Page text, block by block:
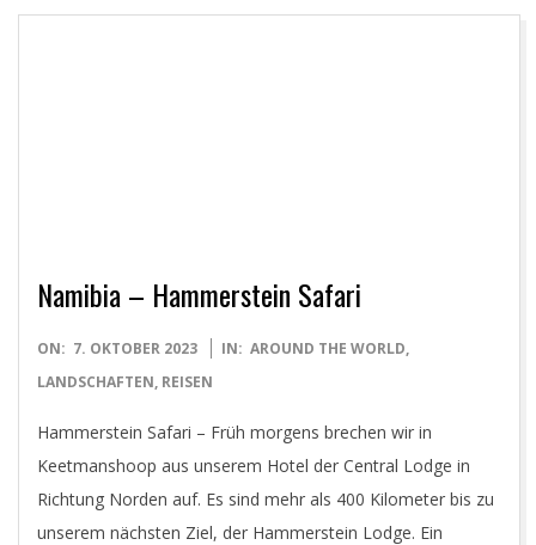
Namibia – Hammerstein Safari
2023-
10-
ON: 7. OKTOBER 2023 IN: AROUND THE WORLD,
LANDSCHAFTEN, REISEN
Hammerstein Safari – Früh morgens brechen wir in
Keetmanshoop aus unserem Hotel der Central Lodge in
Richtung Norden auf. Es sind mehr als 400 Kilometer bis zu
unserem nächsten Ziel, der Hammerstein Lodge. Ein